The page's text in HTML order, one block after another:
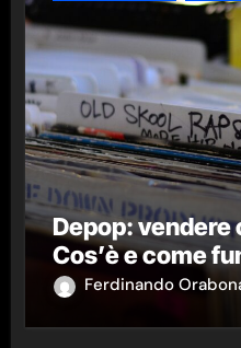
Depop: vendere
Cos’è e come
Ferdinando